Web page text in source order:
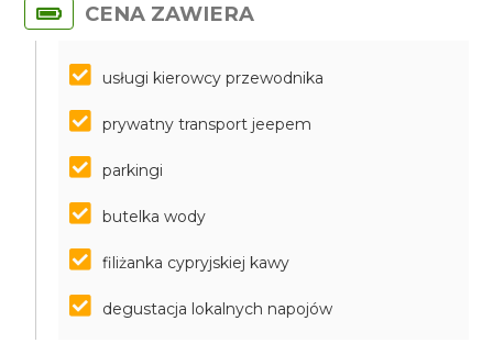
CENA ZAWIERA
usługi kierowcy przewodnika
prywatny transport jeepem
parkingi
butelka wody
filiżanka cypryjskiej kawy
degustacja lokalnych napojów